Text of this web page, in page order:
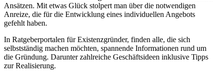
Ansätzen. Mit etwas Glück stolpert man über die notwendigen
Anreize, die für die Entwicklung eines individuellen Angebots
gefehlt haben.
In Ratgeberportalen für Existenzgründer, finden alle, die sich
selbstständig machen möchten, spannende Informationen rund um
die Gründung. Darunter zahlreiche Geschäftsideen inklusive Tipps
zur Realisierung.